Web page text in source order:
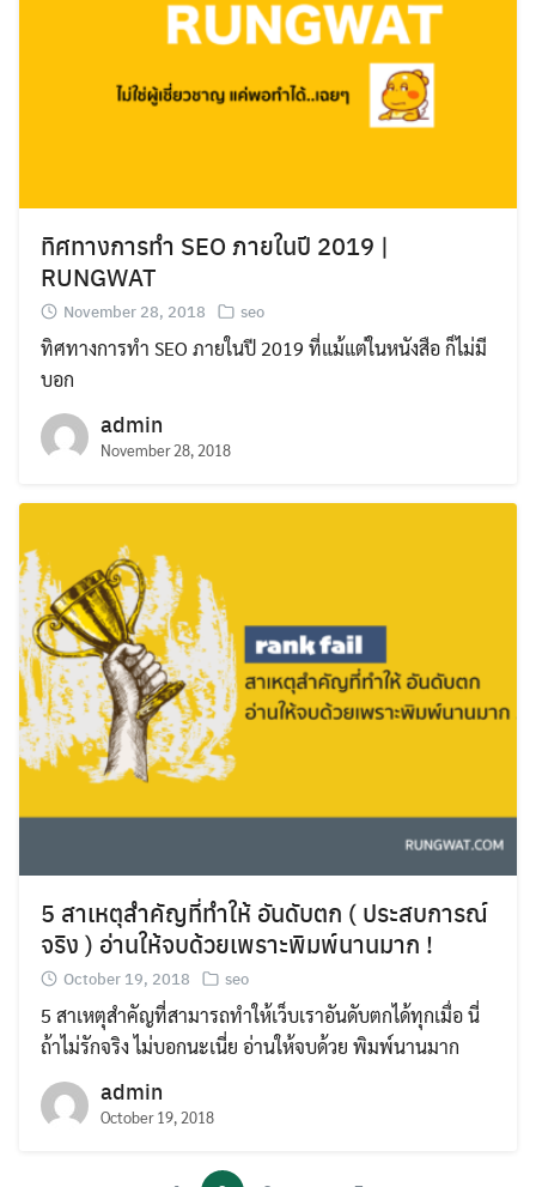
ทิศทางการทำ SEO ภายในปี 2019 |
RUNGWAT
November 28, 2018 seo
ทิศทางการทำ SEO ภายในปี 2019 ที่แม้แต่ในหนังสือ ก็ไม่มี
บอก
admin
November 28, 2018
5 สาเหตุสำคัญที่ทำให้ อันดับตก ( ประสบการณ์
จริง ) อ่านให้จบด้วยเพราะพิมพ์นานมาก !
October 19, 2018 seo
5 สาเหตุสำคัญที่สามารถทำให้เว็บเราอันดับตกได้ทุกเมื่อ นี่
ถ้าไม่รักจริง ไม่บอกนะเนี่ย อ่านให้จบด้วย พิมพ์นานมาก
admin
October 19, 2018